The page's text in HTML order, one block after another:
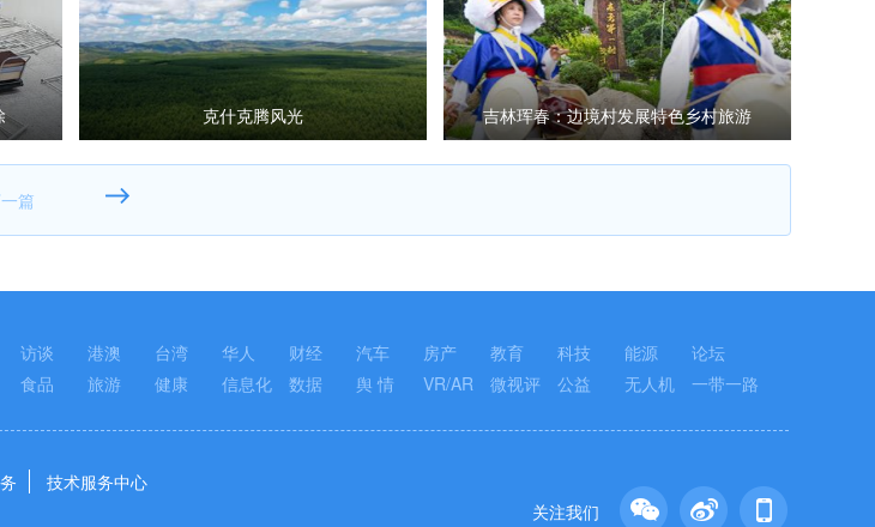
克什克腾风光 吉林珲春：边境村发展特色乡村旅游
访谈 港澳 台湾 华人 财经 汽车 房产 教育 科技 能源
论坛
食品 旅游 健康 信息化 数据 舆 情 VR/AR 微视评 公益 无人机 一带一路
关注我们
技术服务中心